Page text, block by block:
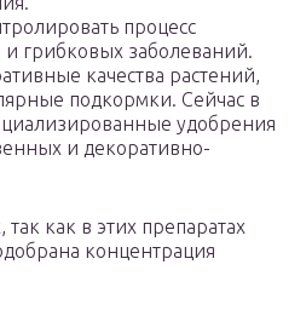
процесс
грибковых заболеваний.
качества растений,
подкормки. Сейчас в
удобрения
и декоративно-
как в этих препаратах
концентрация